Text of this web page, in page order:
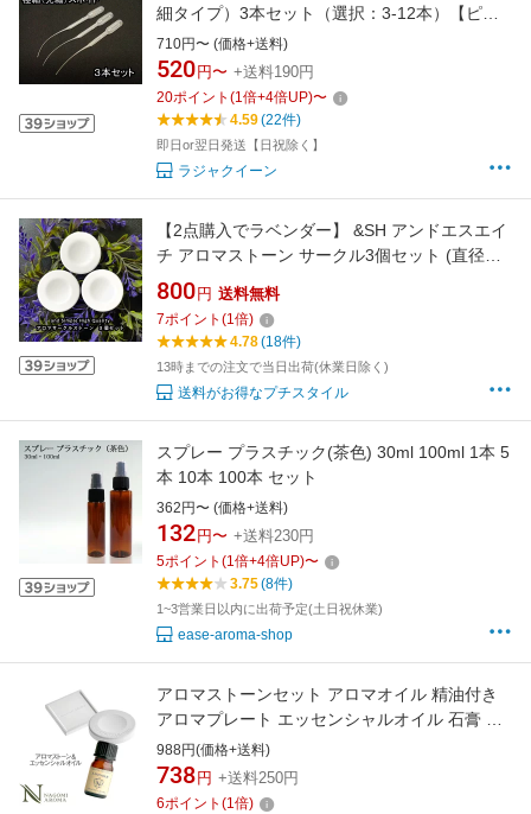
細タイプ）3本セット（選択：3-12本）【ピペ
ット スポイト,先細スポイト、ディスポ（使い
捨て）タイプ】【スポイド】メール便ポスト投
函
710円〜 (価格+送料)
520 円〜 +送料190円
20ポイント (1倍+4倍UP)〜
4.59(22件)
即日or翌日発送【日祝除く】
ラジャクイーン
【2点購入でラベンダー】 &SH アンドエスエイ
チ アロマストーン サークル3個セット (直径
43mm高さ6mm)[ アロマ ストーン アロマオイ
ル アロマプレート ディフューザー エッセンシ
ャルオイル ]【 定形外 送料無料 】
800 円 送料無料
7ポイント (1倍)
4.78(18件)
13時までの注文で当日出荷(休業日除く)
送料がお得なプチスタイル
スプレー プラスチック(茶色) 30ml 100ml 1本 5
本 10本 100本 セット
362円〜 (価格+送料)
132 円〜 +送料230円
5ポイント (1倍+4倍UP)〜
3.75(8件)
1~3営業日以内に出荷予定(土日祝休業)
ease-aroma-shop
アロマストーンセット アロマオイル 精油付き
アロマプレート エッセンシャルオイル 石膏 サ
ークル型 スクエア型 ラベンダー オレンジ グレ
ープフルーツ ユーカリ ティートゥリー シダー
ウッド ペパーミント ギフト
988円(価格+送料)
738 円 +送料250円
6ポイント (1倍)